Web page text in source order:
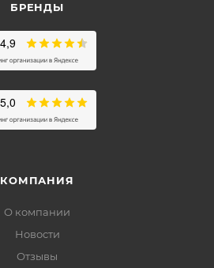
БРЕНДЫ
КОМПАНИЯ
О компании
Новости
Отзывы